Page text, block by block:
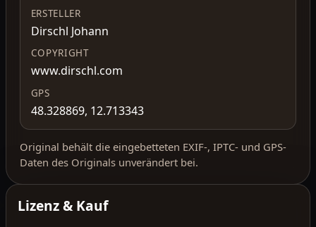
ERSTELLER
Dirschl Johann
COPYRIGHT
www.dirschl.com
GPS
48.328869, 12.713343
Original behält die eingebetteten EXIF-, IPTC- und GPS-
Daten des Originals unverändert bei.
Lizenz & Kauf